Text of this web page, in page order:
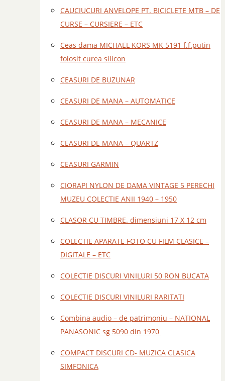
CAUCIUCURI ANVELOPE PT. BICICLETE MTB – DE
CURSE – CURSIERE – ETC
Ceas dama MICHAEL KORS MK 5191 f.f.putin
folosit curea silicon
CEASURI DE BUZUNAR
CEASURI DE MANA – AUTOMATICE
CEASURI DE MANA – MECANICE
CEASURI DE MANA – QUARTZ
CEASURI GARMIN
CIORAPI NYLON DE DAMA VINTAGE 5 PERECHI
MUZEU COLECTIE ANII 1940 – 1950
CLASOR CU TIMBRE. dimensiuni 17 X 12 cm
COLECTIE APARATE FOTO CU FILM CLASICE –
DIGITALE – ETC
COLECTIE DISCURI VINILURI 50 RON BUCATA
COLECTIE DISCURI VINILURI RARITATI
Combina audio – de patrimoniu – NATIONAL
PANASONIC sg 5090 din 1970
COMPACT DISCURI CD- MUZICA CLASICA
SIMFONICA